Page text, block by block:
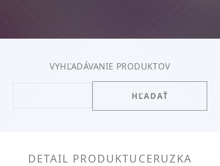
VYHĽADÁVANIE PRODUKTOV
DETAIL PRODUKTU CERUZKA